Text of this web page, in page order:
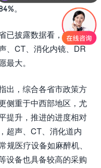
。
已披露数据看，意向采
、CT、消化内镜、DR
最大。
出，综合各省市政策方
侧重于中西部地区，尤
提升，推进的进度相对
超声、CT、消化道内
规医疗设备如麻醉机、
设备也具备较高的采购